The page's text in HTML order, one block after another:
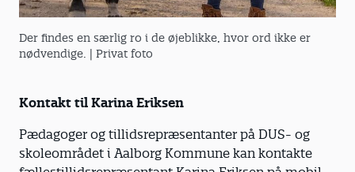
Der findes en særlig ro i de øjeblikke, hvor ord ikke er
nødvendige. | Privat foto
Kontakt til Karina Eriksen
Pædagoger og tillidsrepræsentanter på DUS- og
skoleområdet i Aalborg Kommune kan kontakte